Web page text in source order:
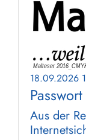
18.09.2026
Aus der